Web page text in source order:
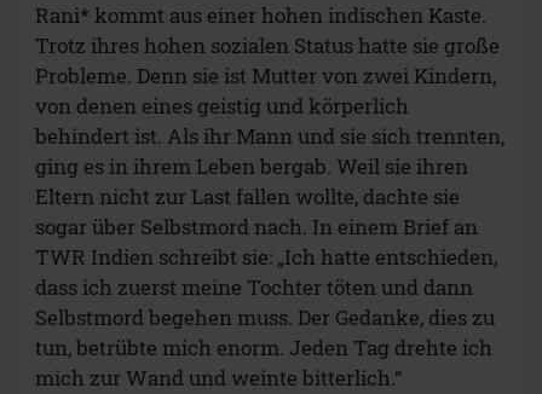
Rani* kommt aus einer hohen indischen Kaste.
Trotz ihres hohen sozialen Status hatte sie große
Probleme. Denn sie ist Mutter von zwei Kindern,
von denen eines geistig und körperlich
behindert ist. Als ihr Mann und sie sich trennten,
ging es in ihrem Leben bergab. Weil sie ihren
Eltern nicht zur Last fallen wollte, dachte sie
sogar über Selbstmord nach. In einem Brief an
TWR Indien schreibt sie: „Ich hatte entschieden,
dass ich zuerst meine Tochter töten und dann
Selbstmord begehen muss. Der Gedanke, dies zu
tun, betrübte mich enorm. Jeden Tag drehte ich
mich zur Wand und weinte bitterlich.“